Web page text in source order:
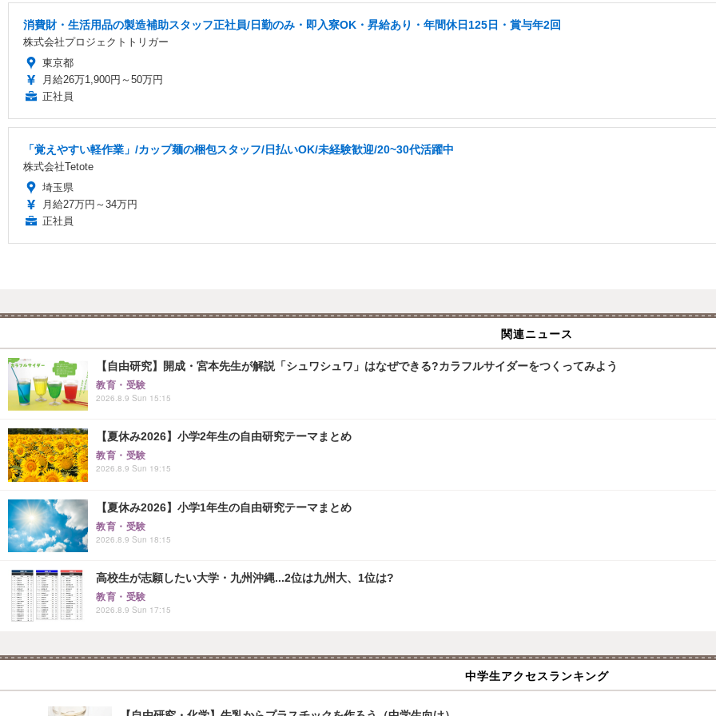
消費財・生活用品の製造補助スタッフ正社員/日勤のみ・即入寮OK・昇給あり・年間休日125日・賞与年2回
株式会社プロジェクトトリガー
東京都
月給26万1,900円～50万円
正社員
「覚えやすい軽作業」/カップ麺の梱包スタッフ/日払いOK/未経験歓迎/20~30代活躍中
株式会社Tetote
埼玉県
月給27万円～34万円
正社員
関連ニュース
【自由研究】開成・宮本先生が解説「シュワシュワ」はなぜできる?カラフルサイダーをつくってみよう
教育・受験
2026.8.9 Sun 15:15
【夏休み2026】小学2年生の自由研究テーマまとめ
教育・受験
2026.8.9 Sun 19:15
【夏休み2026】小学1年生の自由研究テーマまとめ
教育・受験
2026.8.9 Sun 18:15
高校生が志願したい大学・九州沖縄...2位は九州大、1位は?
教育・受験
2026.8.9 Sun 17:15
中学生アクセスランキング